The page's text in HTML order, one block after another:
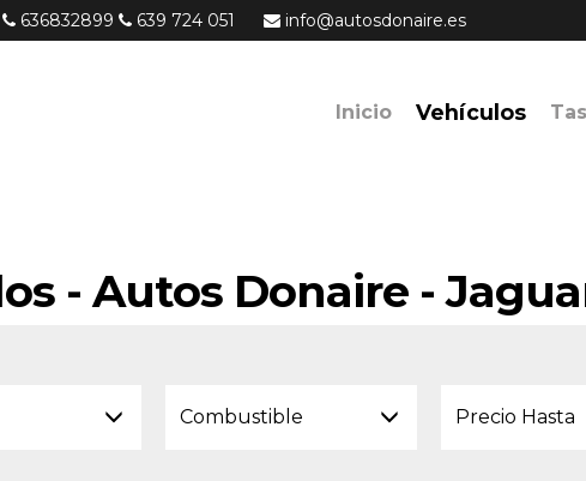
636832899 639 724 051 info@autosdonaire.es
Inicio Vehículos
- Autos Donaire -
Combustible Precio Hasta